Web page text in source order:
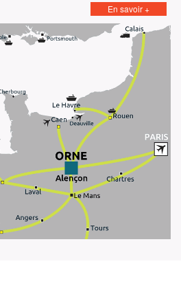
En savoir +